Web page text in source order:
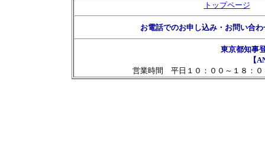
トップページ
お電話でのお申し込み・お問い合わ
東京都知事
【
営業時間 平日１０：００～１８：